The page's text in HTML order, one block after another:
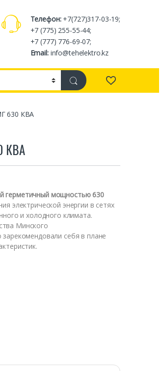
Телефон:+7(727)317-03-19;
+7 (775) 255-55-44;
+7 (777) 776-69-07;
Email:info@tehelektro.kz
630 КВА
КВА
герметичный мощностью 630
электрической энергии в сетях
и холодного климата.
Минского
себя в плане